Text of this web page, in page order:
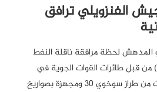
الفنزويلي ترافق
لحظة مرافقة ناقلة النفط
الإيرانية فورتشن (Fortune) من قبل طائرات القوات الجوية في
الجيش الفنزويلي والطائرات من طراز سوخوي 30 ومجهزة بصواريخ